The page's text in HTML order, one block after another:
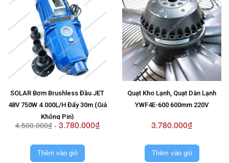
SOLAR Bơm Brushless Đầu JET
48V 750W 4.000L/H Đẩy 30m (Giá
Không Pin)
4.500.000₫- 3.780.000₫
Thêm vào giỏ
Quạt Kho Lạnh, Quạt Dàn Lạnh
YWF4E-600 600mm 220V
3.780.000₫
Thêm vào giỏ